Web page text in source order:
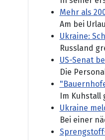
Mehr als
Am bei
Ukraine:
Russland
US-Senat
Die
Im Kuhstall
Ukraine
Bei einer